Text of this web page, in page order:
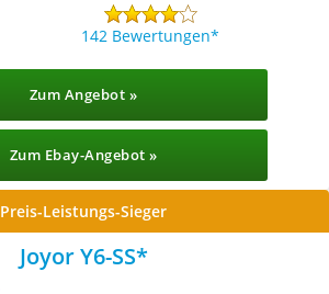
142 Bewertungen
Zum Angebot »
Zum Ebay-Angebot »
Preis-Leistungs-Sieger
Joyor ‎Y6-SS